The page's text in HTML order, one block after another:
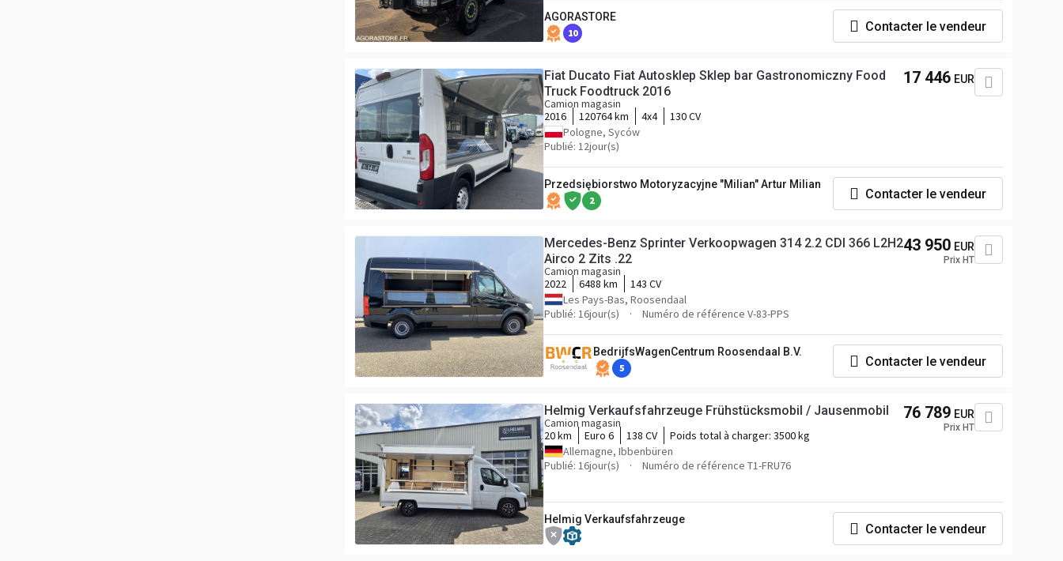
AGORASTORE
10 Contacter le vendeur
Fiat Ducato Fiat Autosklep Sklep bar Gastronomiczny Food
Truck Foodtruck 2016
Camion magasin
2016
120764 km 4x4
130 CV
Pologne, Syców
Publié: 12jour(s)
17 446 EUR
Przedsiębiorstwo Motoryzacyjne "Milian" Artur Milian
2 Contacter le vendeur
Mercedes-Benz Sprinter Verkoopwagen 314 2.2 CDI 366 L2H2
Airco 2 Zits .22
Camion magasin
2022
6488 km
143 CV
Les Pays-Bas, Roosendaal
Publié: 16jour(s)
Numéro de référence V-83-PPS
43 950 EUR
Prix HT
BedrijfsWagenCentrum Roosendaal B.V.
5 Contacter le vendeur
Helmig Verkaufsfahrzeuge Frühstücksmobil / Jausenmobil
Camion magasin
20 km
Euro 6 138 CV Poids total à charger: 3500 kg
Allemagne, Ibbenbüren
Publié: 16jour(s)
Numéro de référence T1-FRU76
76 789 EUR
Prix HT
Helmig Verkaufsfahrzeuge
Contacter le vendeur